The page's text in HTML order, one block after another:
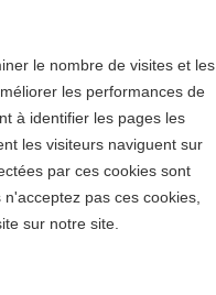
le nombre de visites et les
les performances de
à identifier les pages les
les visiteurs naviguent sur
par ces cookies sont
pas ces cookies,
sur notre site.